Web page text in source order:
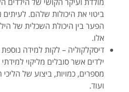
ביטוי את היכולות שלהם. לעיתים
הפער בין היכולת השכלית של
אלו.
דיסקלקוליה – לקות למידה
ילדים אשר סובלים מליקוי
מספרים, כמויות, ביצוע של
ועוד.